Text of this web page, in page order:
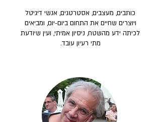
כותבים, מעצבים, אסטרטגים, אנשי דיגיטל
ויוצרים שחיים את התחום ביום-יום, ומביאים
לכיתה ידע מהשטח, ניסיון אמיתי, ועין שיודעת
מתי רעיון עובד.